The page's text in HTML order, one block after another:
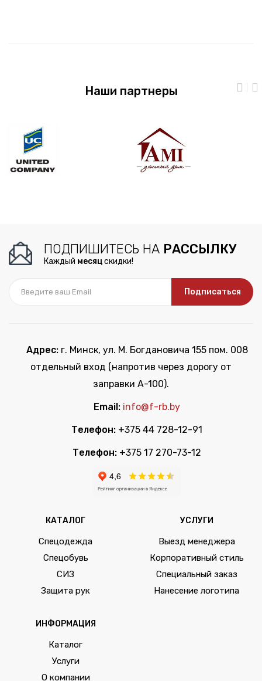
Наши партнеры
ПОДПИШИТЕСЬ НА РАССЫЛКУ
Каждый месяцскидки!
Подписаться
Адрес:г. Минск, ул. М. Богдановича 155 пом. 008
отдельный вход (напротив через дорогу от
заправки А-100).
Email: info@f-rb.by
Телефон: +375 44 728-12-91
Телефон: +375 17 270-73-12
КАТАЛОГ
Спецодежда
Спецобувь
СИЗ
Защита рук
УСЛУГИ
Выезд менеджера
Корпоративный стиль
Специальный заказ
Нанесение логотипа
ИНФОРМАЦИЯ
Каталог
Услуги
О компании